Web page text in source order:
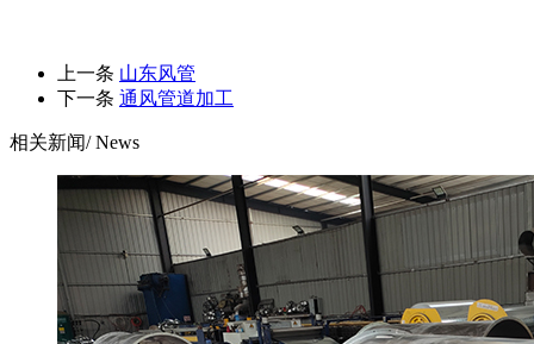
上一条 山东风管
下一条 通风管道加工
相关新闻/ News